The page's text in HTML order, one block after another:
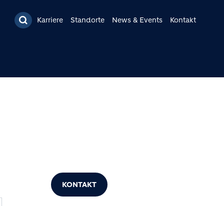
Karriere Standorte News & Events Kontakt
KONTAKT